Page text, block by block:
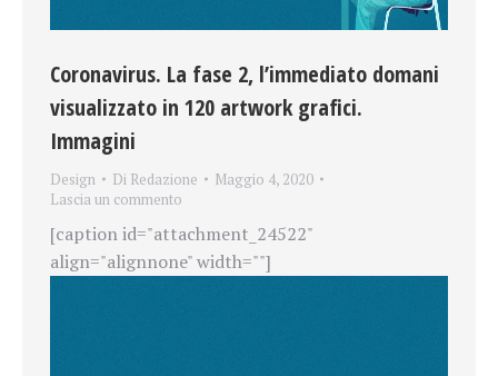
Coronavirus. La fase 2, l’immediato domani
visualizzato in 120 artwork grafici.
Immagini
Design Di Redazione
Maggio 4, 2020
Lascia un commento
[caption id="attachment_24522"
align="alignnone" width=""]